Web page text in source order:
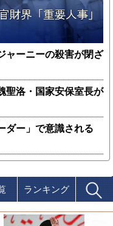
ャーニーの殺害が閉ざ
聖洛・国家安保室長が
ダー」で意識される
ランキング